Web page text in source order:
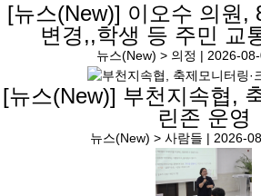
[뉴스(New)] 이오수 의원,
변경,,학생 등 주민 교
뉴스(New) > 의정 | 2026-
[뉴스(New)] 부천지속협,
린존 운영
뉴스(New) > 사람들 | 2026-